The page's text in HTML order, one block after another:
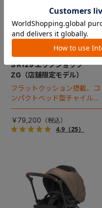
コンビ ホワイトレーベル THE
S R129 エッグショック
ZG（店舗限定モデル）
フラットクッション搭載、コ
ンパクトベッド型チャイルド
シート（2025年モデル）。
￥79,200
4.9（25）